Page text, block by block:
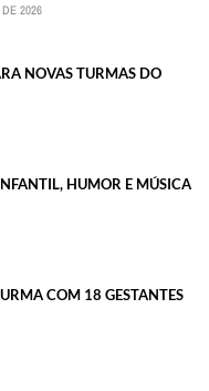
2026
NOVAS TURMAS DO
HUMOR E MÚSICA
COM 18 GESTANTES